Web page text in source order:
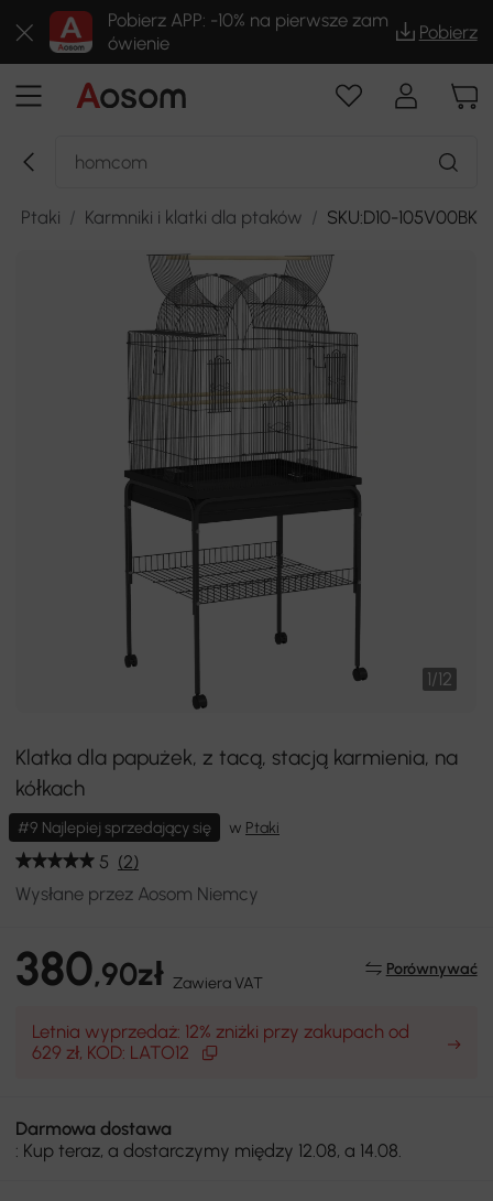
Pobierz APP: -10% na pierwsze zam
ówienie
Pobierz
Ptaki / Karmniki i klatki dla ptaków / SKU:D10-105V00BK
1/12
Klatka dla papużek, z tacą, stacją karmienia, na
kółkach
#9 Najlepiej sprzedający się w Ptaki
5 (2)
Wysłane przez Aosom Niemcy
380,90zł Zawiera VAT
Porównywać
Letnia wyprzedaż: 12% zniżki przy zakupach od
629 zł, KOD: LATO12
Darmowa dostawa
: Kup teraz, a dostarczymy między 12.08, a 14.08.